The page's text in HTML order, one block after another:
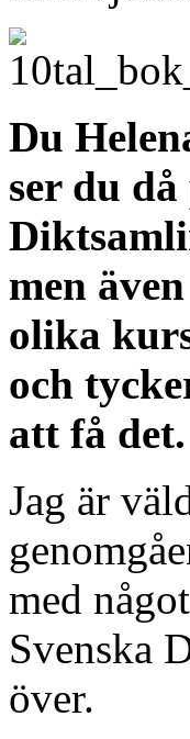
Du
ser du
men
olika
och
att få
Jag är
med
Svenska
över.